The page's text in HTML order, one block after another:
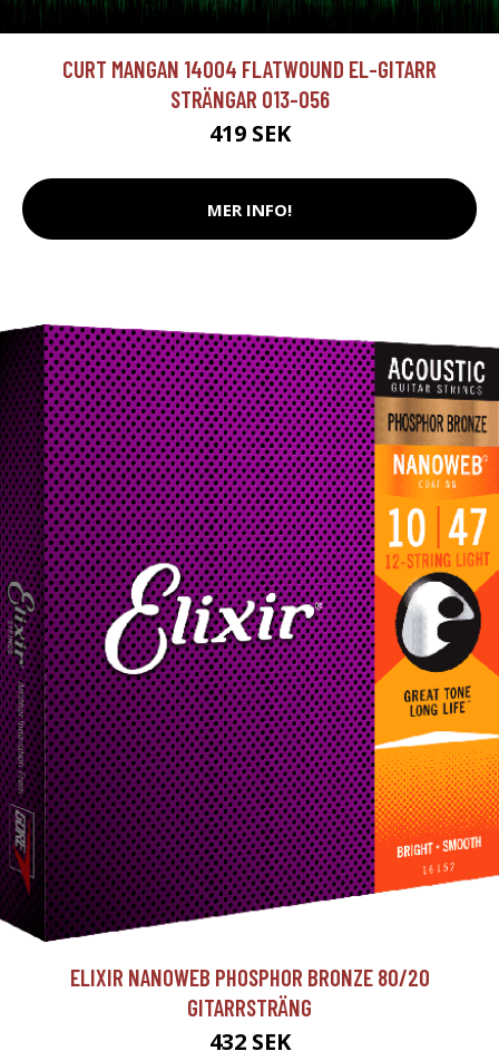
CURT MANGAN 14004 FLATWOUND EL-GITARR
STRÄNGAR 013-056
419 SEK
MER INFO!
ELIXIR NANOWEB PHOSPHOR BRONZE 80/20
GITARRSTRÄNG
432 SEK